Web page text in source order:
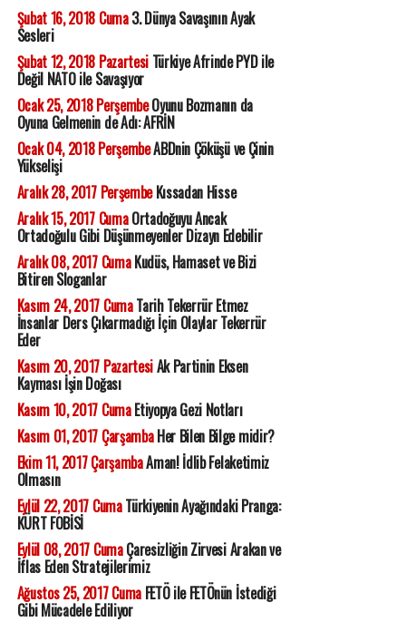
Şubat 16, 2018 Cuma3. Dünya Savaşının Ayak
Sesleri
Şubat 12, 2018 PazartesiTürkiye Afrinde PYD ile
Değil NATO ile Savaşıyor
Ocak 25, 2018 PerşembeOyunu Bozmanın da
Oyuna Gelmenin de Adı: AFRİN
Ocak 04, 2018 PerşembeABDnin Çöküşü ve Çinin
Yükselişi
Aralık 28, 2017 PerşembeKıssadan Hisse
Aralık 15, 2017 CumaOrtadoğuyu Ancak
Ortadoğulu Gibi Düşünmeyenler Dizayn Edebilir
Aralık 08, 2017 CumaKudüs, Hamaset ve Bizi
Bitiren Sloganlar
Kasım 24, 2017 CumaTarih Tekerrür Etmez
İnsanlar Ders Çıkarmadığı İçin Olaylar Tekerrür
Eder
Kasım 20, 2017 PazartesiAk Partinin Eksen
Kayması İşin Doğası
Kasım 10, 2017 CumaEtiyopya Gezi Notları
Kasım 01, 2017 ÇarşambaHer Bilen Bilge midir?
Ekim 11, 2017 ÇarşambaAman! İdlib Felaketimiz
Olmasın
Eylül 22, 2017 CumaTürkiyenin Ayağındaki Pranga:
KÜRT FOBİSİ
Eylül 08, 2017 CumaÇaresizliğin Zirvesi Arakan ve
İflas Eden Stratejilerimiz
Ağustos 25, 2017 CumaFETÖ ile FETÖnün İstediği
Gibi Mücadele Ediliyor